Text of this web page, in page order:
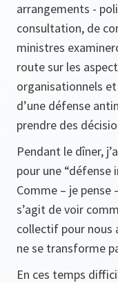
arrangements -
consultation, de
ministres
route sur les
organisationnels
d’une défense
prendre des
Pendant le dîner,
pour une “défense
Comme – je pense
s’agit de voir
collectif pour nous
ne se transforme
En ces temps